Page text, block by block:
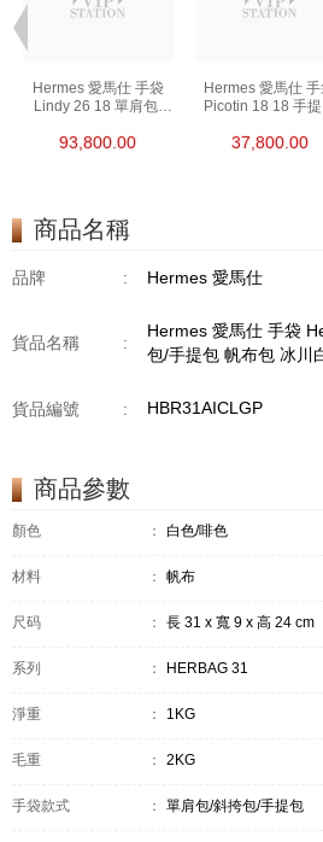
Hermes 愛馬仕 手袋
Lindy 26 18 單肩包/
93,800.00
Hermes 愛馬仕
Picotin 18 18 手
37,800.00
商品名稱
品牌 : Hermes 愛馬仕
貨品名稱 :
Hermes 愛馬仕 手袋
包/手提包 帆布包 冰川
貨品編號 : HBR31AICLGP
商品參數
顏色 ： 白色/啡色
材料 ： 帆布
尺码 ： 長 31 x 寬 9 x 高 24 cm
系列 ： HERBAG 31
淨重 ： 1KG
毛重 ： 2KG
手袋款式 ： 單肩包/斜挎包/手提包